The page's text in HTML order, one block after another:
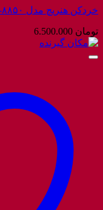
خردکن هنریچ مدل HMZ-۸۸۵۰
تومان